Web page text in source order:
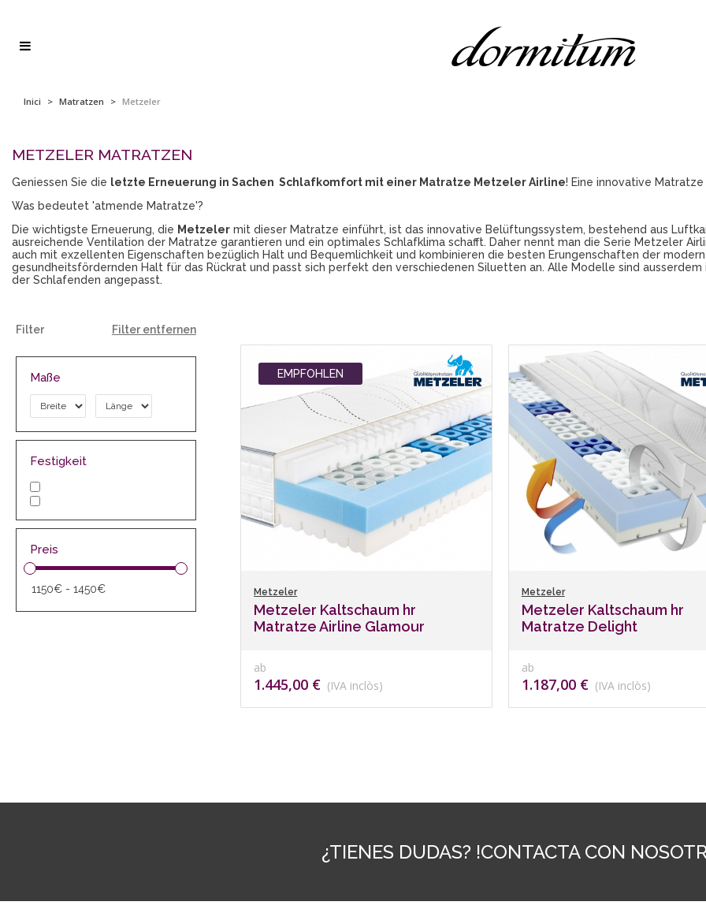
Inici > Matratzen > Metzeler
METZELER MATRATZEN
Geniessen Sie die letzte Erneuerung in Sachen Schlafkomfort mit einer Matratze Metzeler Airline! Eine innovative
Was bedeutet 'atmende Matratze'?
Die wichtigste Erneuerung, die Metzeler mit dieser Matratze einführt, ist das innovative Belüftungssystem, bestehend aus
ausreichende Ventilation der Matratze garantieren und ein optimales Schlafklima schafft. Daher nennt man die Serie Metzeler
auch mit exzellenten Eigenschaften bezüglich Halt und Bequemlichkeit und kombinieren die besten Erungenschaften der
gesundheitsfördernden Halt für das Rückrat und passt sich perfekt den verschiedenen Siluetten an. Alle Modelle sind
der Schlafenden angepasst.
Filter Filter entfernen
Maße
Festigkeit
Preis
EMPFOHLEN
Metzeler
Metzeler Kaltschaum hr
Matratze Airline Glamour
ab
1.445,00 € (IVA inclòs)
Metzeler
Metzeler Kaltschaum hr
Matratze Delight
ab
1.187,00 €(IVA inclòs)
¿TIENES DUDAS? !CONTACTA CON